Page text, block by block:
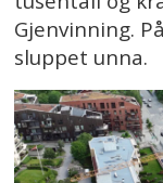
Gjenvinning.
sluppet unna.